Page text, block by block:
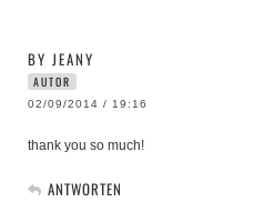
BY JEANY
AUTOR
02/09/2014 / 19:16
thank you so much!
ANTWORTEN